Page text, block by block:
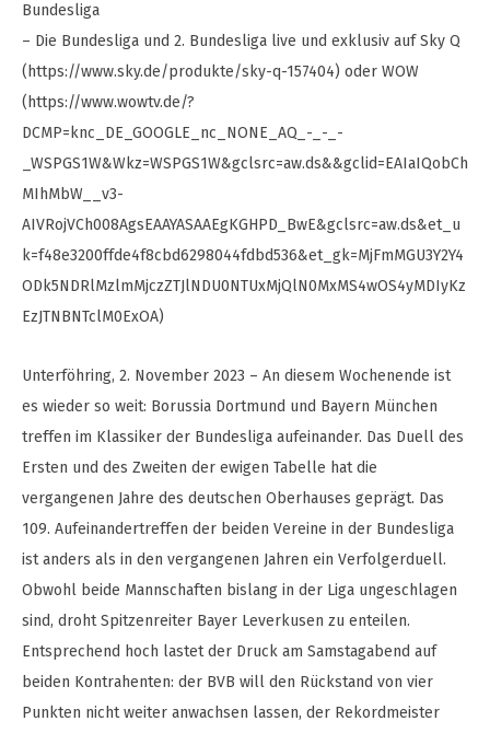
Bundesliga
– Die Bundesliga und 2. Bundesliga live und exklusiv auf Sky Q
(https://www.sky.de/produkte/sky-q-157404) oder WOW
(https://www.wowtv.de/?
DCMP=knc_DE_GOOGLE_nc_NONE_AQ_-_-_-
_WSPGS1W&Wkz=WSPGS1W&gclsrc=aw.ds&&gclid=EAIaIQobCh
MIhMbW__v3-
AIVRojVCh008AgsEAAYASAAEgKGHPD_BwE&gclsrc=aw.ds&et_u
k=f48e3200ffde4f8cbd6298044fdbd536&et_gk=MjFmMGU3Y2Y4
ODk5NDRlMzlmMjczZTJlNDU0NTUxMjQlN0MxMS4wOS4yMDIyKz
EzJTNBNTclM0ExOA)
Unterföhring, 2. November 2023 – An diesem Wochenende ist
es wieder so weit: Borussia Dortmund und Bayern München
treffen im Klassiker der Bundesliga aufeinander. Das Duell des
Ersten und des Zweiten der ewigen Tabelle hat die
vergangenen Jahre des deutschen Oberhauses geprägt. Das
109. Aufeinandertreffen der beiden Vereine in der Bundesliga
ist anders als in den vergangenen Jahren ein Verfolgerduell.
Obwohl beide Mannschaften bislang in der Liga ungeschlagen
sind, droht Spitzenreiter Bayer Leverkusen zu enteilen.
Entsprechend hoch lastet der Druck am Samstagabend auf
beiden Kontrahenten: der BVB will den Rückstand von vier
Punkten nicht weiter anwachsen lassen, der Rekordmeister